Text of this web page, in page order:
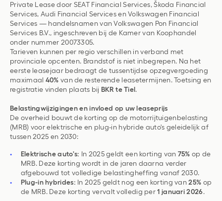
Private Lease door SEAT Financial Services, Škoda Financial
Services, Audi Financial Services en Volkswagen Financial
Services — handelsnamen van Volkswagen Pon Financial
Services B.V., ingeschreven bij de Kamer van Koophandel
onder nummer 20073305.
Tarieven kunnen per regio verschillen in verband met
provinciale opcenten. Brandstof is niet inbegrepen. Na het
eerste leasejaar bedraagt de tussentijdse opzegvergoeding
maximaal 40% van de resterende leasetermijnen. Toetsing en
registratie vinden plaats bij BKR te Tiel.
Belastingwijzigingen en invloed op uw leaseprijs
De overheid bouwt de korting op de motorrijtuigenbelasting
(MRB) voor elektrische en plug-in hybride auto's geleidelijk af
tussen 2025 en 2030:
Elektrische auto's: In 2025 geldt een korting van 75% op de
MRB. Deze korting wordt in de jaren daarna verder
afgebouwd tot volledige belastingheffing vanaf 2030.
Plug-in hybrides: In 2025 geldt nog een korting van25% op
de MRB. Deze korting vervalt volledig per1 januari 2026.